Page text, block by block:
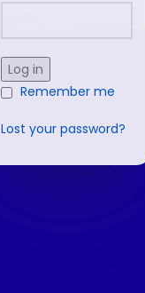
Log in
Remember me
Lost your password?